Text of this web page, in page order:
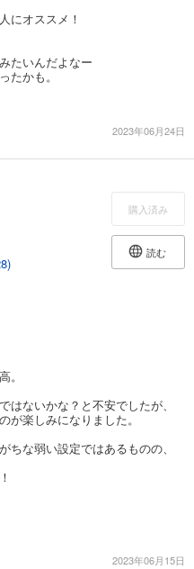
にオススメ！
たいんだよなー
たかも。
2023年06月24日
購入済み
読む
。
ないかな？と不安でしたが、
が楽しみになりました。
な弱い設定ではあるものの、
2023年06月15日